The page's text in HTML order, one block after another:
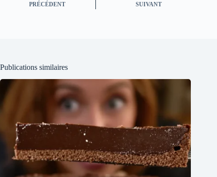
PRÉCÉDENT SUIVANT
Publications similaires